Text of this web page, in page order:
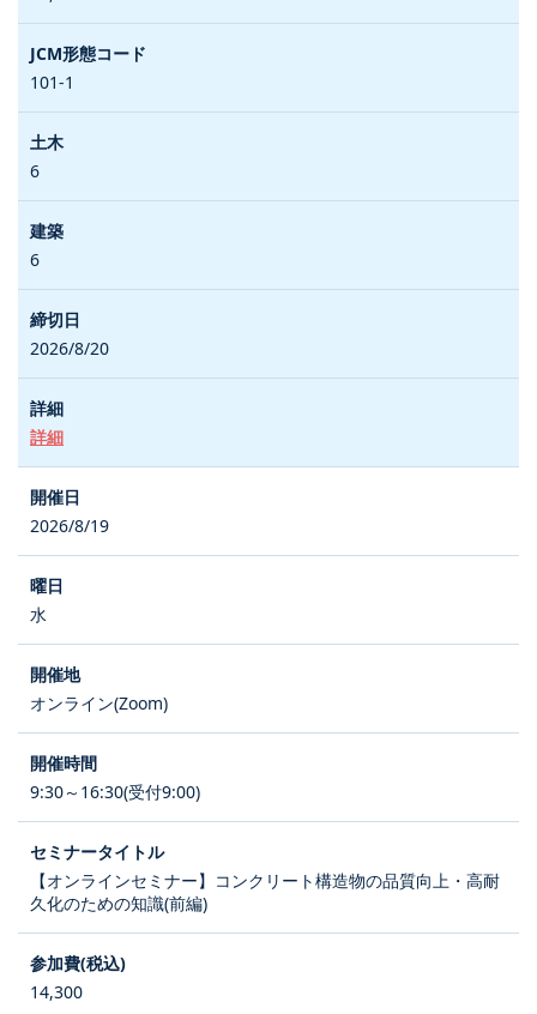
101-1
6
6
2026/8/20
詳細
2026/8/19
水
オンライン(Zoom)
9:30～16:30(受付9:00)
【オンラインセミナー】コンクリート構造物の品質向上・高耐
久化のための知識(前編)
14,300